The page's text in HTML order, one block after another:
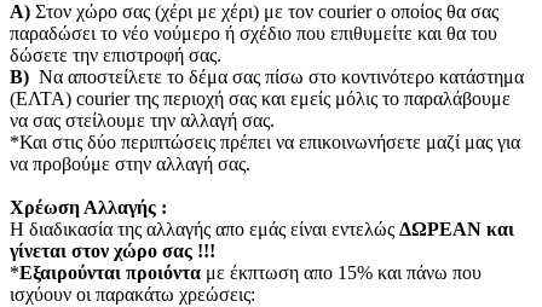
Α) Στον χώρο σας (χέρι με χέρι) με τον courier o οποίος θα σας
παραδώσει το νέο νούμερο ή σχέδιο που επιθυμείτε και θα του
δώσετε την επιστροφή σας.
Β) Να αποστείλετε το δέμα σας πίσω στο κοντινότερο κατάστημα
(ΕΛΤΑ) courier της περιοχή σας και εμείς μόλις το παραλάβουμε
να σας στείλουμε την αλλαγή σας.
*Και στις δύο περιπτώσεις πρέπει να επικοινωνήσετε μαζί μας για
να προβούμε στην αλλαγή σας.
Χρέωση Αλλαγής :
Η διαδικασία της αλλαγής απο εμάς είναι εντελώς ΔΩΡΕΑΝ και
γίνεται στον χώρο σας !!!
*Εξαιρούνται προιόντα με έκπτωση απο 15% και πάνω που
ισχύουν οι παρακάτω χρεώσεις: